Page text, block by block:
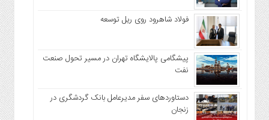
فولاد شاهرود روی ریل توسعه
پیشگامی پالایشگاه تهران در مسیر تحول صنعت
نفت
دستاوردهای سفر مدیرعامل بانک گردشگری در
زنجان